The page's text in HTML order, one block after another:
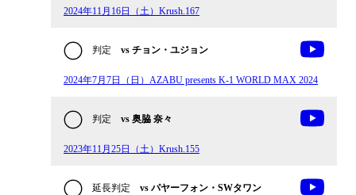
2024年11月16日（土）Krush.167
判定 vs チョン・ユジョン
2024年7月7日（日）AZABU presents K-1 WORLD MAX 2024
判定 vs 奥脇 奈々
2023年11月25日（土）Krush.155
延長判定 vs パヤーフォン・SWタワン